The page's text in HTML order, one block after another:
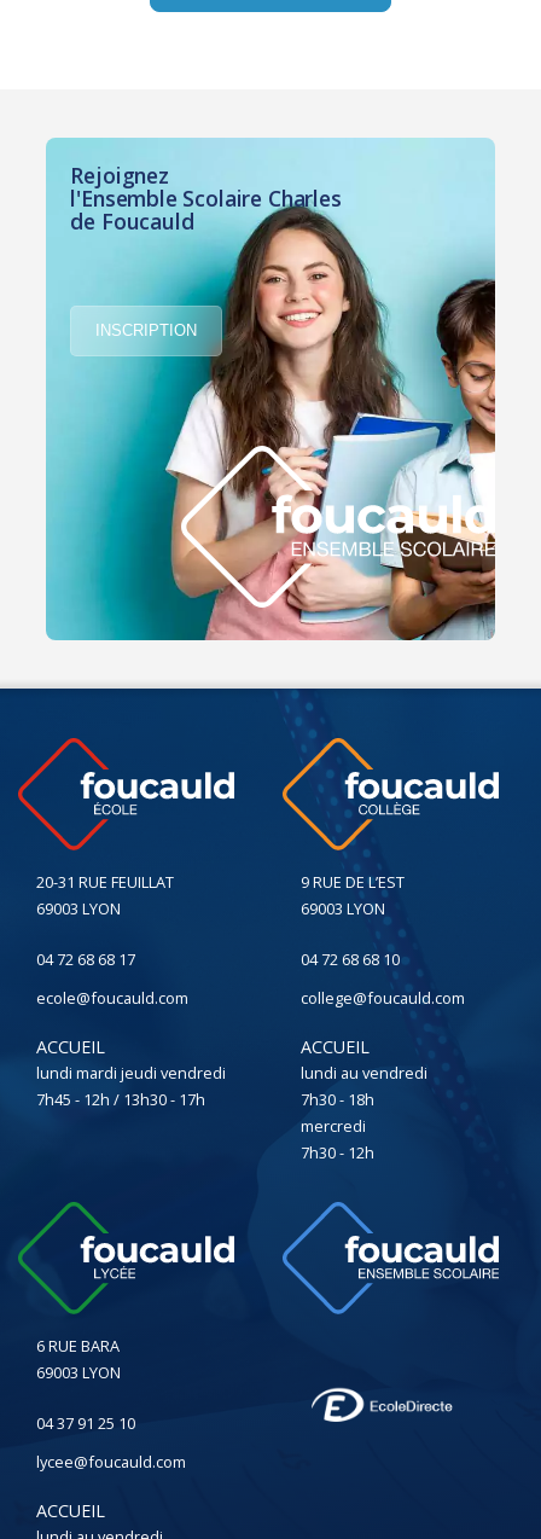
Rejoignez
l'Ensemble Scolaire Charles
de Foucauld
INSCRIPTION
20-31 RUE FEUILLAT
69003 LYON
04 72 68 68 17
ecole@foucauld.com
ACCUEIL
lundi mardi jeudi vendredi
7h45 - 12h / 13h30 - 17h
9 RUE DE L’EST
69003 LYON
04 72 68 68 10
college@foucauld.com
ACCUEIL
lundi au vendredi
7h30 - 18h
mercredi
7h30 - 12h
6 RUE BARA
69003 LYON
04 37 91 25 10
lycee@foucauld.com
ACCUEIL